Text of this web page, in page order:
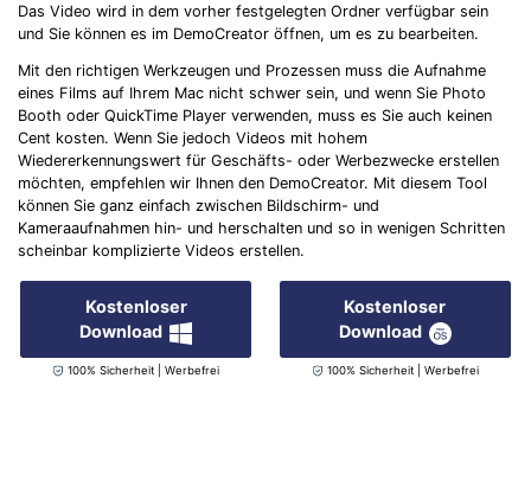
Das Video wird in dem vorher festgelegten Ordner verfügbar sein
und Sie können es im DemoCreator öffnen, um es zu bearbeiten.
Mit den richtigen Werkzeugen und Prozessen muss die Aufnahme
eines Films auf Ihrem Mac nicht schwer sein, und wenn Sie Photo
Booth oder QuickTime Player verwenden, muss es Sie auch keinen
Cent kosten. Wenn Sie jedoch Videos mit hohem
Wiedererkennungswert für Geschäfts- oder Werbezwecke erstellen
möchten, empfehlen wir Ihnen den DemoCreator. Mit diesem Tool
können Sie ganz einfach zwischen Bildschirm- und
Kameraaufnahmen hin- und herschalten und so in wenigen Schritten
scheinbar komplizierte Videos erstellen.
Kostenloser
Download
100% Sicherheit | Werbefrei
Kostenloser
Download
100% Sicherheit | Werbefrei